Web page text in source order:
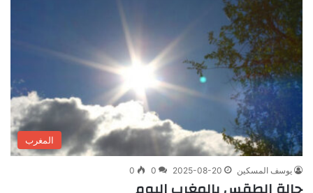
المغرب
يوسف المسكين 2025-08-20
0
0